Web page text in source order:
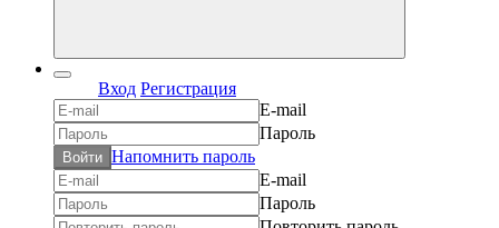
Вход Регистрация
E-mail
Пароль
Войти Напомнить пароль
E-mail
Пароль